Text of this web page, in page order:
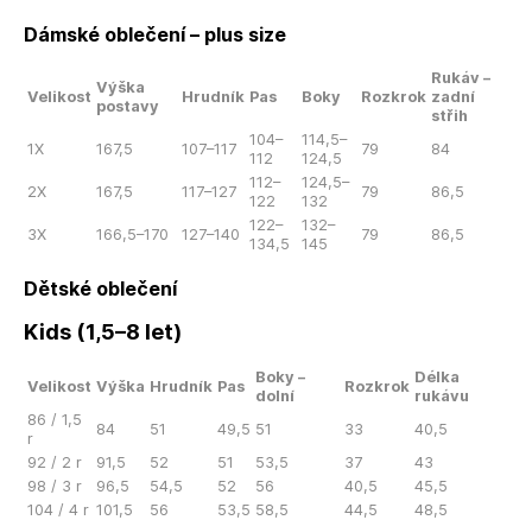
Dámské oblečení – plus size
Velikost
Výška
postavy
Hrudník Pas Boky Rozkrok
Rukáv –
zadní
střih
1X
167,5 107–117
104–
112
114,5–
124,5
79 84
2X 167,5 117–127
112–
122
124,5–
132
79 86,5
3X 166,5–170 127–140
122–
134,5
132–
145
79 86,5
Dětské oblečení
Kids (1,5–8 let)
Velikost Výška Hrudník Pas
Boky –
dolní
Rozkrok
Délka
rukávu
86 / 1,5
r
84 51 49,5 51 33
40,5
92 / 2 r
91,5 52 51 53,5 37
43
98 / 3 r
96,5 54,5 52 56 40,5
45,5
104 / 4 r 101,5 56 53,5 58,5 44,5
48,5